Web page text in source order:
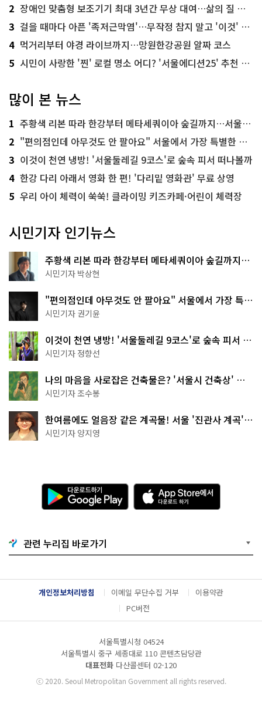
2 장애인 맞춤형 보조기기 최대 3년간 무상 대여…삶의 질 높인다
3 걸을 때마다 아픈 '족저근막염'…무작정 참지 말고 '이것' 해보세요!
4 먹거리부터 야경 라이브까지…망원한강공원 알짜 코스
5 시민이 사랑한 '찐' 로컬 명소 어디? '서울에디션25' 추천 코스
많이 본 뉴스
1 주황색 리본 따라 한강부터 메타세쿼이아 숲길까지…서울둘레길 15코스
2 "편의점인데 아무것도 안 팔아요" 서울에서 가장 특별한 편의점의 정체
3 이것이 천연 냉방! '서울둘레길 9코스'로 숲속 피서 떠나볼까
4 한강 다리 아래서 영화 한 편! '다리밑 영화관' 무료 상영
5 우리 아이 체력이 쑥쑥! 클라이밍 키즈카페·어린이 체력장
시민기자 인기뉴스
주황색 리본 따라 한강부터 메타세쿼이아 숲길까지…
서울둘레길 15코스
시민기자 박상현
"편의점인데 아무것도 안 팔아요" 서울에서 가장 특별
한 편의점의 정체
시민기자 권기윤
이것이 천연 냉방! '서울둘레길 9코스'로 숲속 피서 떠
나볼까
시민기자 정향선
나의 마음을 사로잡은 건축물은? '서울시 건축상' 수
상작 공개!
시민기자 조수봉
한여름에도 얼음장 같은 계곡물! 서울 '진관사 계곡'이
천국이네~
시민기자 양지영
다
운
로
기
G
o
g
l
e
l
A
p
p
e
서
다
운
드
관련 누리집 바로가기
개인정보처리방침 이메일 무단수집 거부
이용약관
PC버전
서울특별시청 04524
서울특별시 중구 세종대로 110 콘텐츠담당관
대표전화 다산콜센터 02-120
ⓒ2020. Seoul Metropolitan Government all rights reserved.